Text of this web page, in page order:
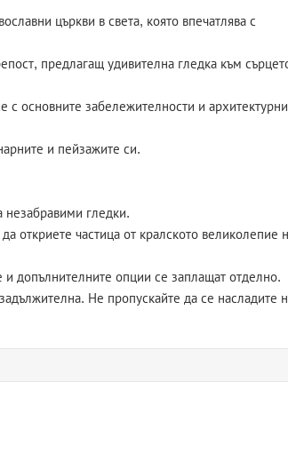
църкви в света, която впечатлява с
предлагащ удивителна гледка към
основните забележителности и архитектурни
и пейзажите си.
незабравими гледки.
откриете частица от кралското великолепие
и допълнителните опции се заплащат отделно.
Не пропускайте да се насладите